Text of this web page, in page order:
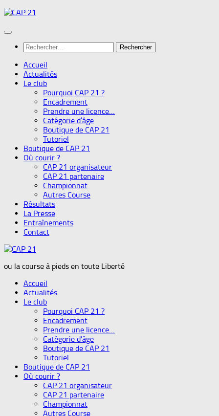
Skip
content
Rechercher :
Accueil
Actualités
Le club
Pourquoi CAP 21 ?
Encadrement
Prendre une licence…
Catégorie d’âge
Boutique de CAP 21
Tutoriel
Boutique de CAP 21
Où courir ?
CAP 21 organisateur
CAP 21 partenaire
Championnat
Autres Course
Résultats
La Presse
Entraînements
Contact
ou la course à pieds en toute Liberté
Accueil
Actualités
Le club
Pourquoi CAP 21 ?
Encadrement
Prendre une licence…
Catégorie d’âge
Boutique de CAP 21
Tutoriel
Boutique de CAP 21
Où courir ?
CAP 21 organisateur
CAP 21 partenaire
Championnat
Autres Course